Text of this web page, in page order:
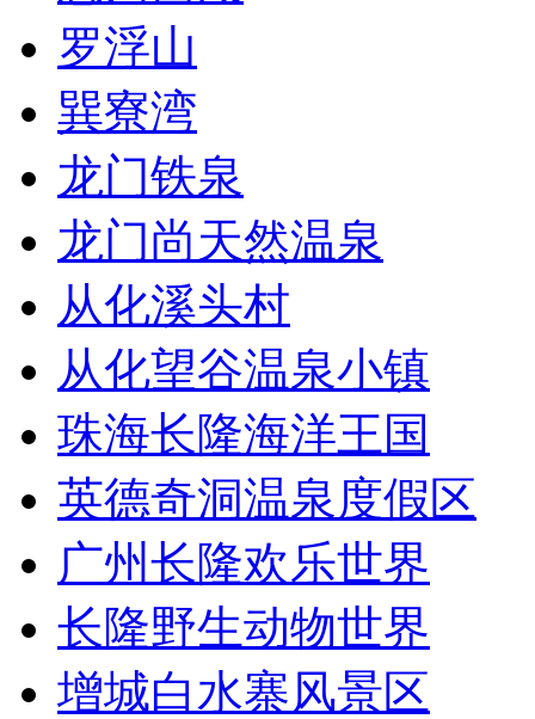
罗浮山
巽寮湾
龙门铁泉
龙门尚天然温泉
从化溪头村
从化望谷温泉小镇
珠海长隆海洋王国
英德奇洞温泉度假区
广州长隆欢乐世界
长隆野生动物世界
增城白水寨风景区